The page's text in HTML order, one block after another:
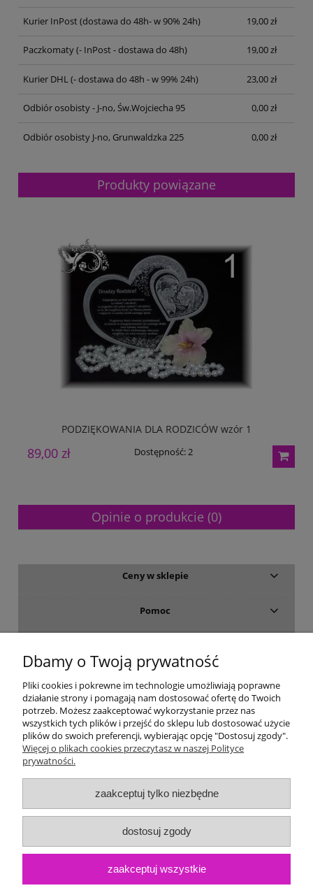
Kurier InPost(dostawa do 48h- w 90% 24h) 19,00 zł
Paczkomaty(- InPost - dostawa do 48h) 19,00 zł
Kurier DHL(- dostawa do 48h - w 99% 24h) 23,00 zł
Odbiór osobisty - J-no, Św.Wojciecha 95 0,00 zł
Odbiór osobisty J-no, Grunwaldzka 225 0,00 zł
Produkty powiązane
PODZIĘKOWANIA DLA RODZICÓW wzór 1
89,00 zł Dostępność: 2
Opinie o produkcie (0)
Ceny w sklepie
Pomoc
Moje konto
Gwarancja i zwroty
O firmie
Dbamy o Twoją prywatność
Pliki cookies i pokrewne im technologie umożliwiają poprawne
działanie strony i pomagają nam dostosować ofertę do Twoich
potrzeb. Możesz zaakceptować wykorzystanie przez nas
wszystkich tych plików i przejść do sklepu lub dostosować użycie
plików do swoich preferencji, wybierając opcję "Dostosuj zgody".
Więcej o plikach cookies przeczytasz w naszej Polityce
prywatności.
zaakceptuj tylko niezbędne
dostosuj zgody
zaakceptuj wszystkie